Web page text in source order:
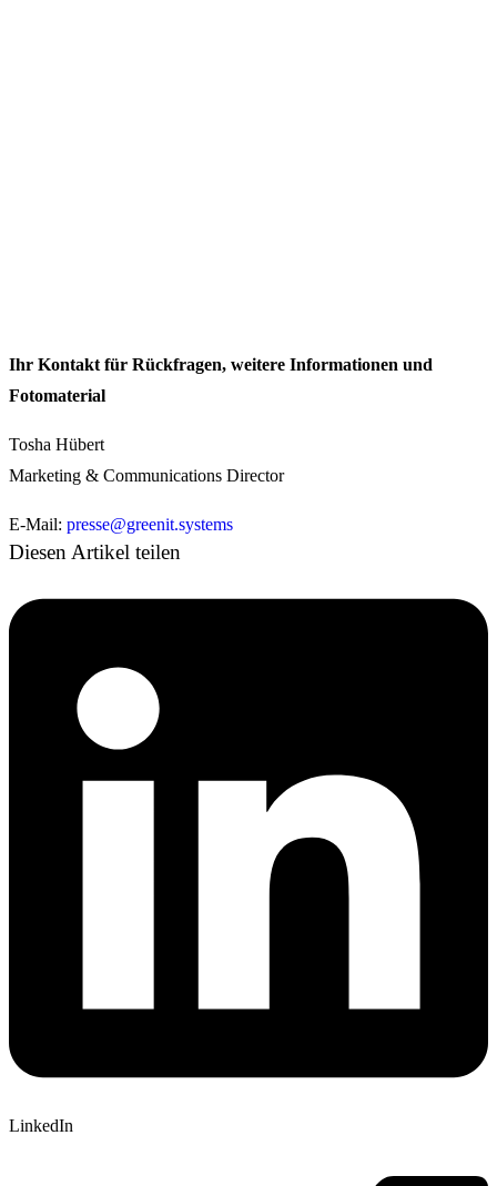
Ihr Kontakt für Rückfragen, weitere Informationen und
Fotomaterial
Tosha Hübert
Marketing & Communications Director
E-Mail: presse@greenit.systems
Diesen Artikel teilen
LinkedIn